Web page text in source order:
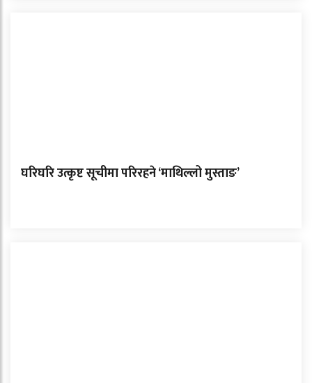
घरिघरि उत्कृष्ट सूचीमा परिरहने ‘माथिल्लो मुस्ताङ’